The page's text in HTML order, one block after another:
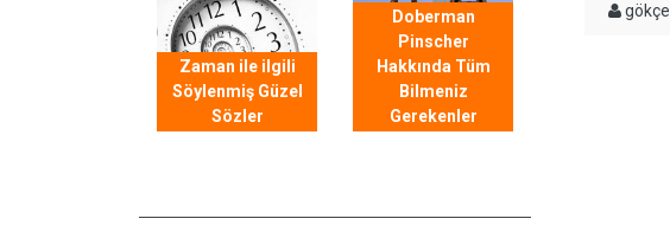
Zaman ile ilgili
Söylenmiş Güzel
Sözler
Doberman
Pinscher
Hakkında Tüm
Bilmeniz
Gerekenler
gökçe